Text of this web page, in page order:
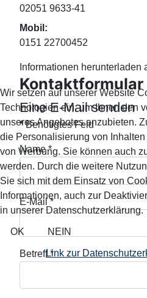
02051 9633-41
Mobil:
0151 22700452
Informationen herunterladen
Kontaktformular
Eine E-Mail senden
*Benötigtes Feld
Name*
E-Mail*
Betreff*
Wir setzen auf unserer Website
Technologien ein, um Ihnen den
unseres Angebotes anzubieten.
die Personalisierung von
von Werbung. Sie können auch
werden. Durch die weitere
Sie sich mit dem Einsatz von
Informationen, auch zur
in unserer Datenschutzerklärung.
OK NEIN
Link zur